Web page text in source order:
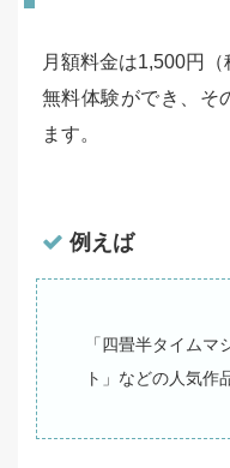
月額料金は1,500円
無料体験ができ、そ
ます。
例えば
「四畳半タイム
ト」などの人気作